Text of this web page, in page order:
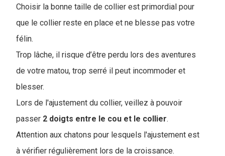
Choisir la bonne taille de collier est primordial pour
que le collier reste en place et ne blesse pas votre
félin.
Trop lâche, il risque d’être perdu lors des aventures
de votre matou, trop serré il peut incommoder et
blesser.
Lors de l'ajustement du collier, veillez à pouvoir
passer 2 doigts entre le cou et le collier.
Attention aux chatons pour lesquels l'ajustement est
à vérifier régulièrement lors de la croissance.